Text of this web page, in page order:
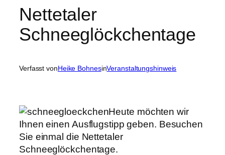
Nettetaler
Schneeglöckchentage
Verfasst vonHeike BohnesinVeranstaltungshinweis
Heute möchten wir
Ihnen einen Ausflugstipp geben. Besuchen
Sie einmal die Nettetaler
Schneeglöckchentage.